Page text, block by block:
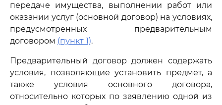
передаче имущества, выполнении работ или
оказании услуг (основной договор) на условиях,
предусмотренных предварительным
договором (пункт 1).
Предварительный договор должен содержать
условия, позволяющие установить предмет, а
также условия основного договора,
относительно которых по заявлению одной из